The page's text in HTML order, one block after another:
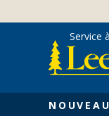
content
Service